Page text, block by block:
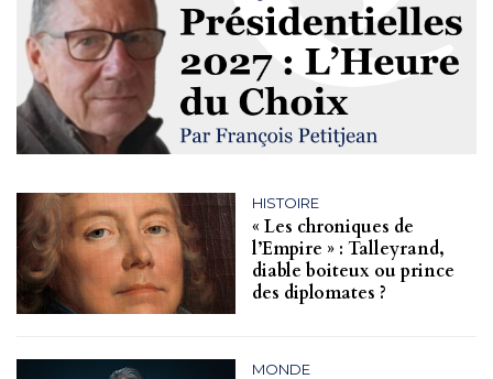
HISTOIRE
« Les chroniques de
l’Empire » : Talleyrand,
diable boiteux ou prince
des diplomates ?
MONDE